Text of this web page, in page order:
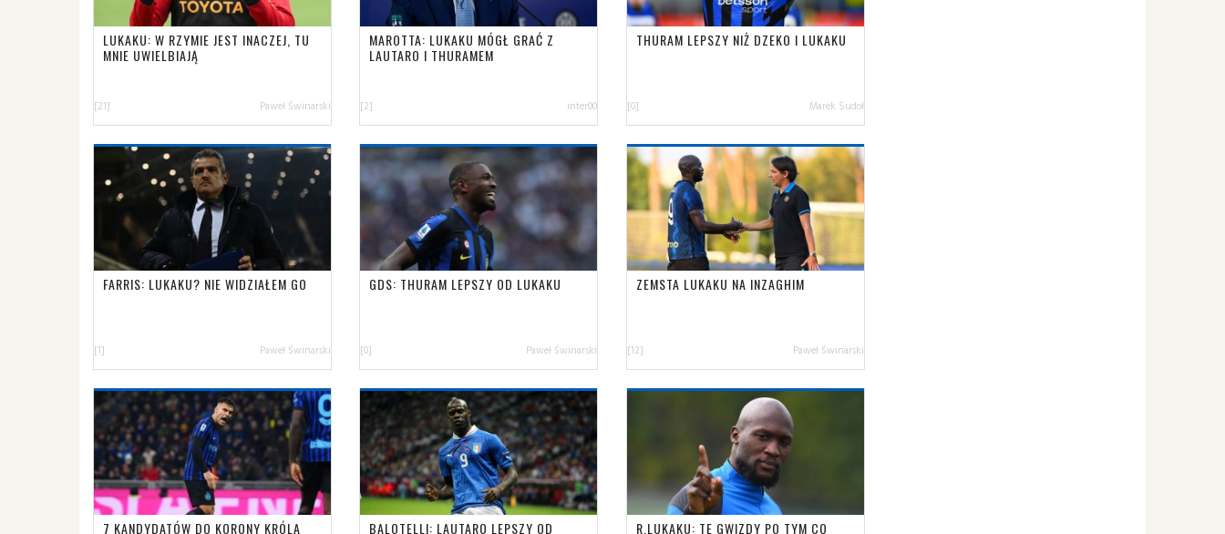
LUKAKU: W RZYMIE JEST INACZEJ, TU
MNIE UWIELBIAJĄ
[21] Paweł Świnarski
MAROTTA: LUKAKU MÓGŁ GRAĆ Z
LAUTARO I THURAMEM
[2] inter00
THURAM LEPSZY NIŻ DZEKO I LUKAKU
[0] Marek Sudoł
FARRIS: LUKAKU? NIE WIDZIAŁEM GO
[1] Paweł Świnarski
GDS: THURAM LEPSZY OD LUKAKU
[0] Paweł Świnarski
ZEMSTA LUKAKU NA INZAGHIM
[12] Paweł Świnarski
7 KANDYDATÓW DO KORONY KRÓLA
BALOTELLI: LAUTARO LEPSZY OD
R.LUKAKU: TE GWIZDY PO TYM CO